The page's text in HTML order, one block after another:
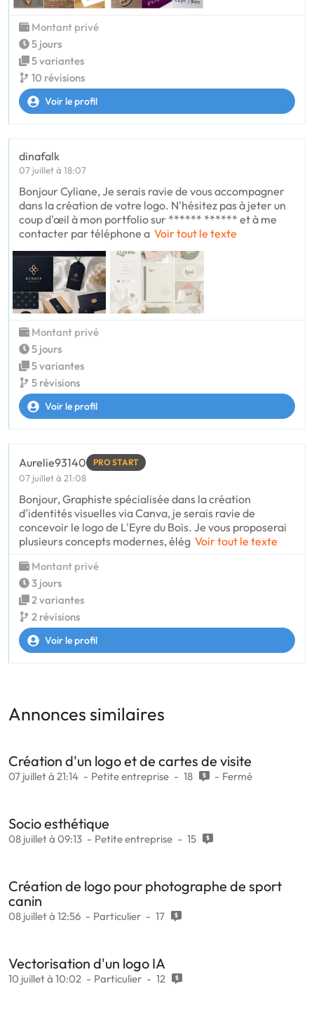
Montant privé
5 jours
5 variantes
10 révisions
Voir le profil
dinafalk
07 juillet à 18:07
Bonjour Cyliane, Je serais ravie de vous accompagner
dans la création de votre logo. N'hésitez pas à jeter un
coup d'œil à mon portfolio sur ****** ****** et à me
contacter par téléphone a Voir tout le texte
Montant privé
5 jours
5 variantes
5 révisions
Voir le profil
Aurelie93140 PRO START
07 juillet à 21:08
Bonjour, Graphiste spécialisée dans la création
d'identités visuelles via Canva, je serais ravie de
concevoir le logo de L'Eyre du Bois. Je vous proposerai
plusieurs concepts modernes, élég Voir tout le texte
Montant privé
3 jours
2 variantes
2 révisions
Voir le profil
Annonces similaires
Création d'un logo et de cartes de visite
07 juillet à 21:14 Petite entreprise 18 Fermé
Socio esthétique
08 juillet à 09:13 Petite entreprise 15
Création de logo pour photographe de sport
canin
08 juillet à 12:56 Particulier 17
Vectorisation d'un logo IA
10 juillet à 10:02 Particulier 12